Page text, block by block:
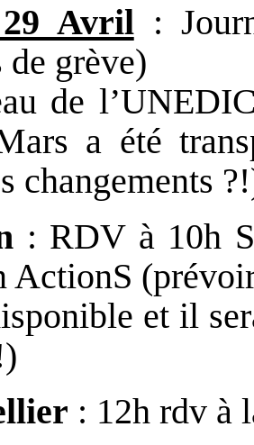
Avril:
de grève)
de
a été
changements
: RDV à 10h
ActionS
et il
: 12h rdv à